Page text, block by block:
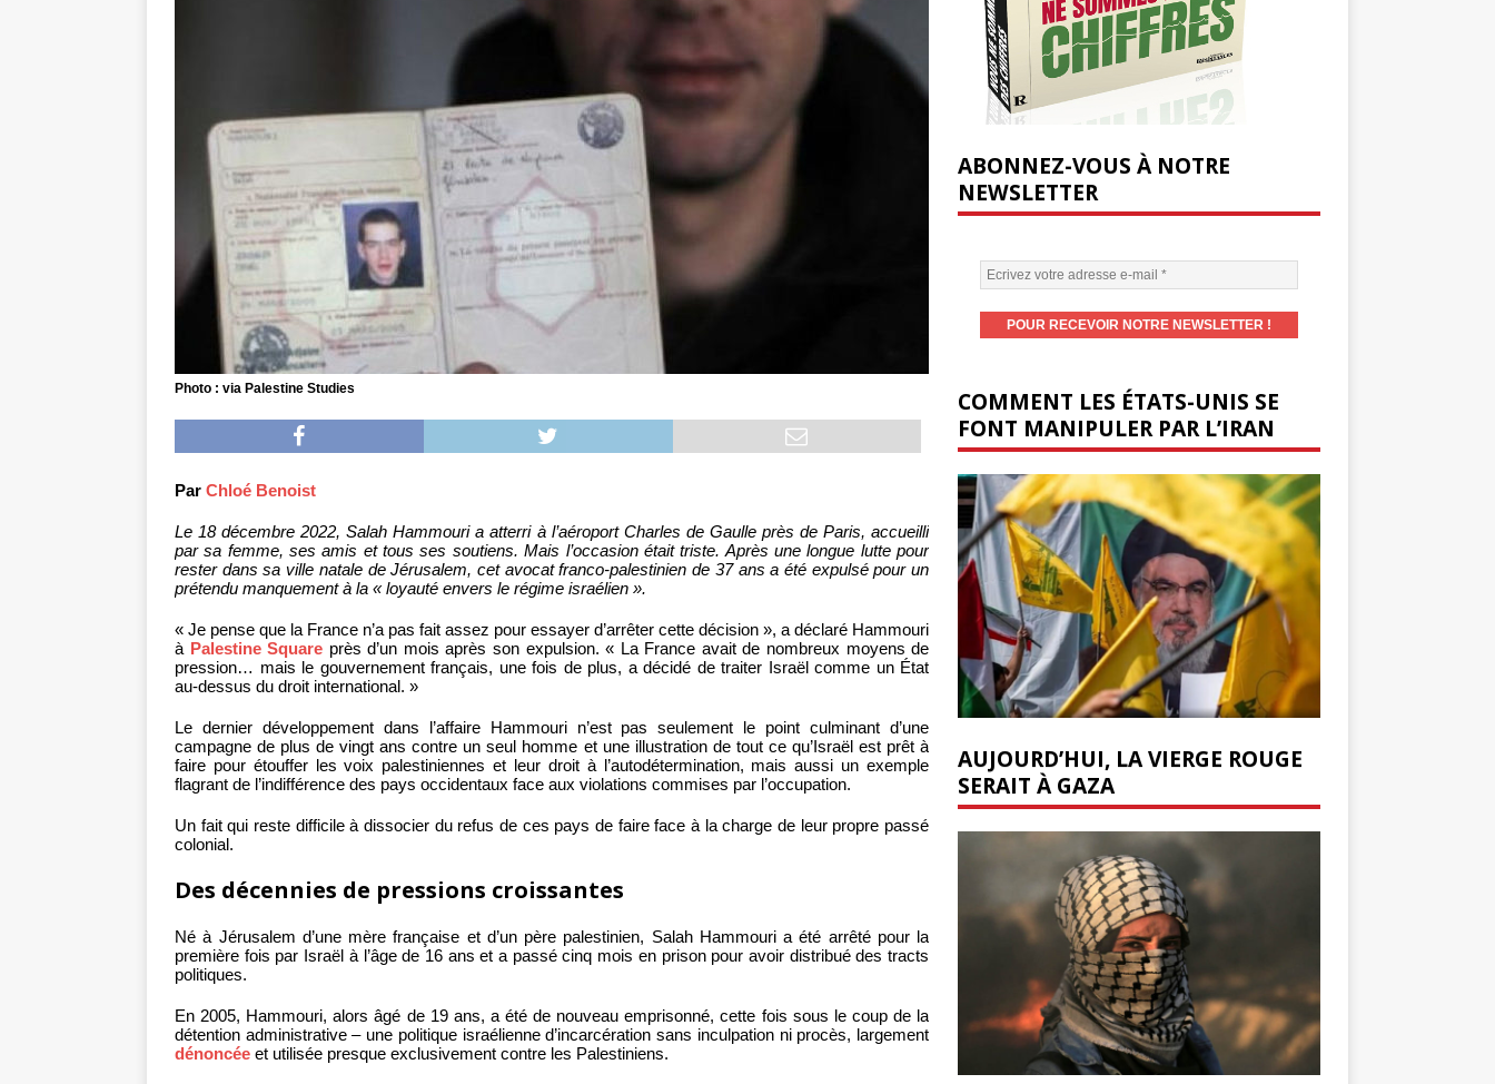
Photo : via Palestine Studies
Par Chloé Benoist
Le 18 décembre 2022, Salah Hammouri a atterri à l’aéroport Charles de Gaulle près de Paris, accueilli
par sa femme, ses amis et tous ses soutiens. Mais l’occasion était triste. Après une longue lutte pour
rester dans sa ville natale de Jérusalem, cet avocat franco-palestinien de 37 ans a été expulsé pour un
prétendu manquement à la « loyauté envers le régime israélien ».
« Je pense que la France n’a pas fait assez pour essayer d’arrêter cette décision », a déclaré Hammouri
à Palestine Square près d’un mois après son expulsion. « La France avait de nombreux moyens de
pression… mais le gouvernement français, une fois de plus, a décidé de traiter Israël comme un État
au-dessus du droit international. »
Le dernier développement dans l’affaire Hammouri n’est pas seulement le point culminant d’une
campagne de plus de vingt ans contre un seul homme et une illustration de tout ce qu’Israël est prêt à
faire pour étouffer les voix palestiniennes et leur droit à l’autodétermination, mais aussi un exemple
flagrant de l’indifférence des pays occidentaux face aux violations commises par l’occupation.
Un fait qui reste difficile à dissocier du refus de ces pays de faire face à la charge de leur propre passé
colonial.
Des décennies de pressions croissantes
Né à Jérusalem d’une mère française et d’un père palestinien, Salah Hammouri a été arrêté pour la
première fois par Israël à l’âge de 16 ans et a passé cinq mois en prison pour avoir distribué des tracts
politiques.
En 2005, Hammouri, alors âgé de 19 ans, a été de nouveau emprisonné, cette fois sous le coup de la
détention administrative – une politique israélienne d’incarcération sans inculpation ni procès, largement
dénoncée et utilisée presque exclusivement contre les Palestiniens.
ABONNEZ-VOUS À NOTRE
NEWSLETTER
COMMENT LES ÉTATS-UNIS SE
FONT MANIPULER PAR L’IRAN
AUJOURD’HUI, LA VIERGE ROUGE
SERAIT À GAZA